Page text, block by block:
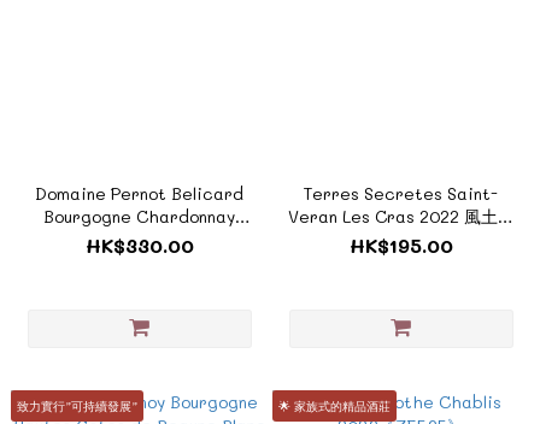
Domaine Pernot Belicard
Bourgogne Chardonnay
Cote d'Or 2023《ZF593》
HK$330.00
Terres Secretes Saint-
Veran Les Cras 2022 風土秘
密布根地聖韋朗《F159B》
HK$195.00
致力實行”可持續發展” 🌟 家族式的精品酒莊